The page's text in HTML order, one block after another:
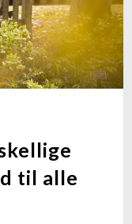
til alle